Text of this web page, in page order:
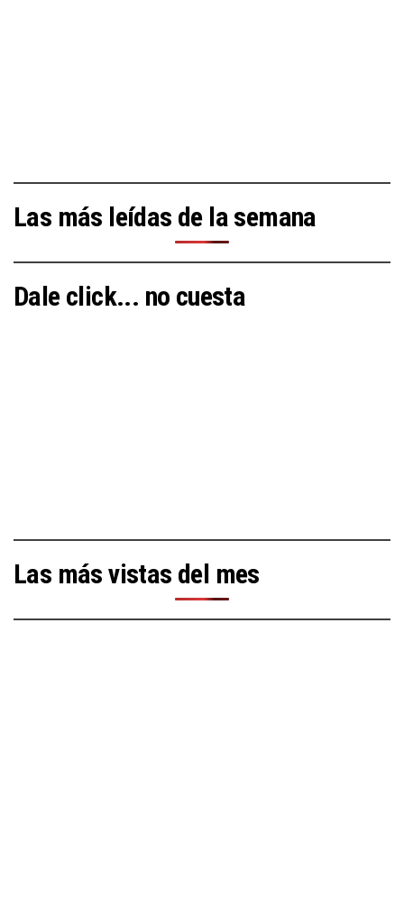
Las más leídas de la semana
Dale click... no cuesta
Las más vistas del mes